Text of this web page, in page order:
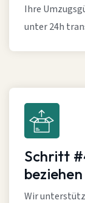
Ihre
unter 24h
Schritt
beziehen
Wir